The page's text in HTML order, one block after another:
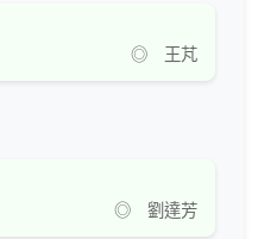
◎ 王芃
◎ 劉達芳